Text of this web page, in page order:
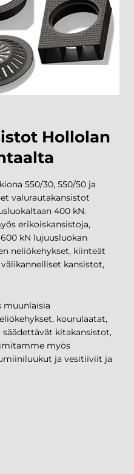
loiskekivien jatkot
Hollolan
550/30, 550/50 ja
valurautakansistot
400 kN.
erikoiskansistoja,
kN lujuusluokan
neliökehykset, kiinteät
kansistot,
muunlaisia
kourulaatat,
säädettävät kitakansistot,
myös
ja vesitiiviit ja